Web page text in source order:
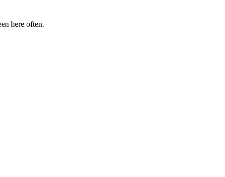
here often.